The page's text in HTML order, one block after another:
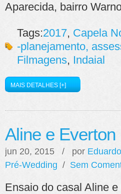
Aparecida, bairro
Tags:2017, Capela
-planejamento,
Filmagens, Indaial
MAIS DETALHES [+]
Aline e Everton
jun 20, 2015 / por
Pré-Wedding / Sem
Ensaio do casal Aline